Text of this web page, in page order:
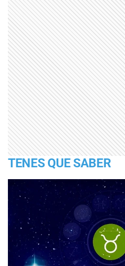
TENES QUE SABER